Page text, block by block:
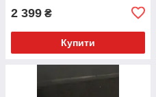
2 399 ₴
Купити